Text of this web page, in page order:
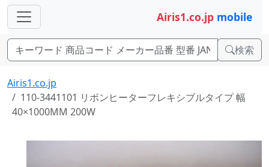
Airis1.co.jp mobile
検索
Airis1.co.jp
110-3441101 リボンヒーターフレキシブルタイプ 幅
40×1000MM 200W